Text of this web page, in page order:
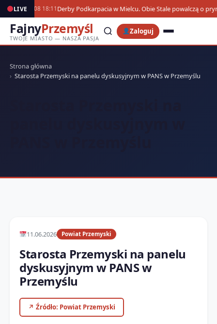
LIVE07.08 18:11 Derby Podkarpacia w Mielcu. Obie Stale powalczą o
FajnyPrzemyśl
TWOJE MIASTO — NASZA PASJA
Zaloguj
Strona główna
Starosta Przemyski na panelu dyskusyjnym w PANS w Przemyślu
11.06.2026 Powiat Przemyski
Starosta Przemyski na panelu
dyskusyjnym w PANS w
Przemyślu
↗ Źródło: Powiat Przemyski